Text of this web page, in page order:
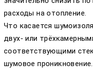
расходы на отопление.
Что касается
двух- или
соответствующими
шумовое